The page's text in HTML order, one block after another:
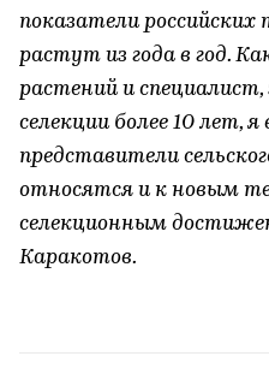
показатели российских
растут из года в год.
растений и
селекции более 10 лет,
представители
относятся и к новым
селекционным
Каракотов.